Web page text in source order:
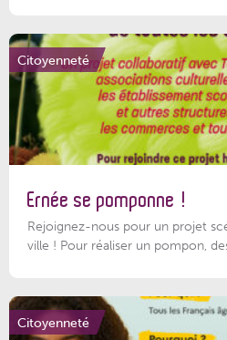
Citoyenneté
Ernée se pomponne !
Rejoignez-nous pour un projet
ville ! Pour réaliser un pompon,
Citoyenneté